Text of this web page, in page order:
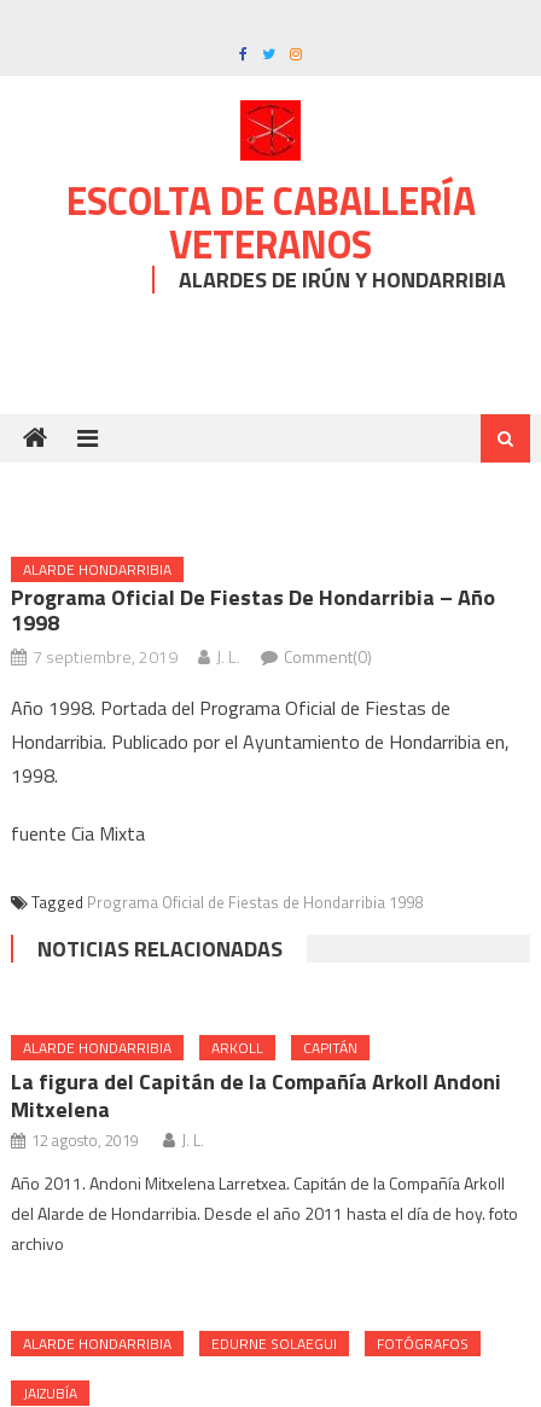
ESCOLTA DE CABALLERÍA
VETERANOS
ALARDES DE IRÚN Y HONDARRIBIA
ALARDE HONDARRIBIA
Programa Oficial De Fiestas De Hondarribia – Año
1998
7 septiembre, 2019 J. L. Comment(0)
Año 1998. Portada del Programa Oficial de Fiestas de
Hondarribia. Publicado por el Ayuntamiento de Hondarribia en,
1998.
fuente Cia Mixta
Tagged Programa Oficial de Fiestas de Hondarribia 1998
NOTICIAS RELACIONADAS
ALARDE HONDARRIBIA ARKOLL CAPITÁN
La figura del Capitán de la Compañía Arkoll Andoni
Mitxelena
12 agosto, 2019 J. L.
Año 2011. Andoni Mitxelena Larretxea. Capitán de la Compañía Arkoll
del Alarde de Hondarribia. Desde el año 2011 hasta el día de hoy. foto
archivo
ALARDE HONDARRIBIA EDURNE SOLAEGUI FOTÓGRAFOS
JAIZUBÍA